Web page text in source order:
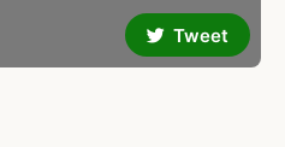
Tweet